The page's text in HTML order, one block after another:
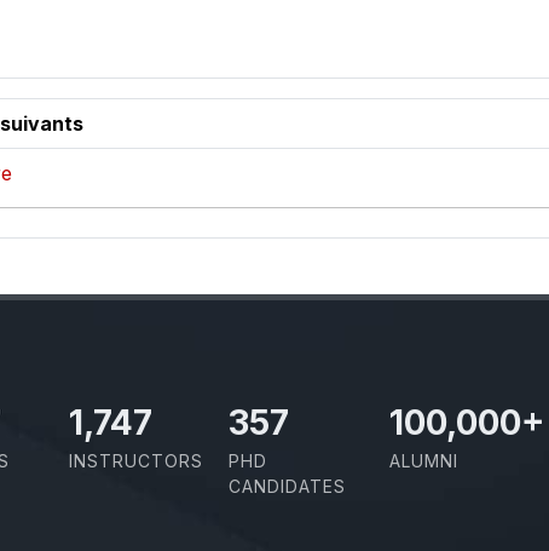
1,973
INSTRUCTORS
403
PHD
CANDIDATES
100,000+
ALUMNI